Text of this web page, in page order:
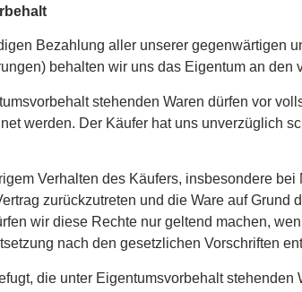
Bezahlung aller unserer gegenwärtigen
behalten wir uns das Eigentum an den
stehenden Waren dürfen vor
werden. Der Käufer hat uns unverzüglich
Verhalten des Käufers, insbesondere
zurückzutreten und die Ware auf
wir diese Rechte nur geltend machen,
nach den gesetzlichen Vorschriften
die unter Eigentumsvorbehalt